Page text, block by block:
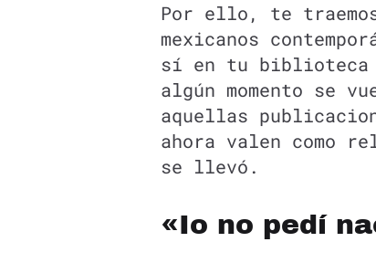
Por ello, te
mexicanos
sí en tu biblioteca
algún momento se
aquellas
ahora valen como
se llevó.
«Io no pedí